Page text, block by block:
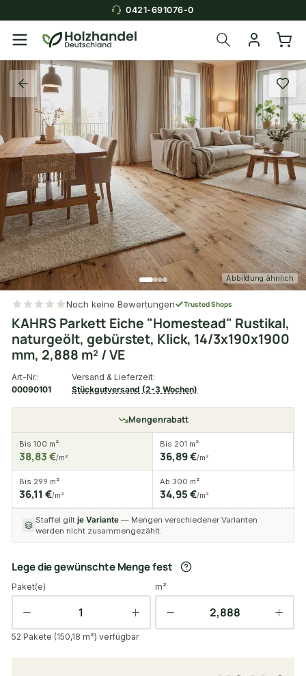
0421-691076-0
Abbildung ähnlich
Noch keine Bewertungen Trusted Shops
KAHRS Parkett Eiche "Homestead" Rustikal,
naturgeölt, gebürstet, Klick, 14/3x190x1900
mm, 2,888 m² / VE
Art-Nr.:
00090101
Versand & Lieferzeit:
Stückgutversand (2-3 Wochen)
Mengenrabatt
Bis 100 m²
38,83 €/m²
Bis 201 m²
36,89 €/m²
Bis 299 m²
36,11 €/m²
Ab 300 m²
34,95 €/m²
Staffel gilt je Variante — Mengen verschiedener Varianten
werden nicht zusammengezählt.
Lege die gewünschte Menge fest
Paket(e) m²
52 Pakete (150,18 m²) verfügbar